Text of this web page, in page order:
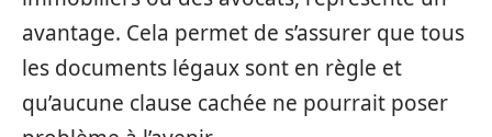
avantage. Cela permet de s’assurer que tous
les documents légaux sont en règle et
qu’aucune clause cachée ne pourrait poser